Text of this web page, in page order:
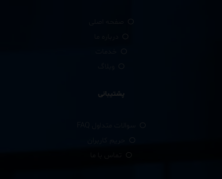
صفحه اصلی
پشتیبانی
سوالات متداول FAQ
حریم کاربران